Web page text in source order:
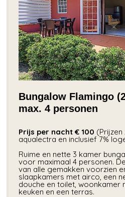
Bungalow Flamingo
max. 4 personen
Prijs per nacht € 100 (Prijzen
aqualectra en inclusief 7%
Ruime en nette 3 kamer
voor maximaal 4 personen.
van alle gemakken voorzien
slaapkamers met airco, een
douche en toilet, woonkamer
keuken en een terras.